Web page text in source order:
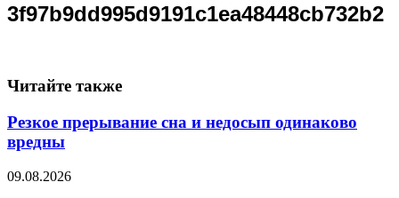
3f97b9dd995d9191c1ea48448cb732b2
Читайте также
Резкое прерывание сна и недосып одинаково
вредны
09.08.2026